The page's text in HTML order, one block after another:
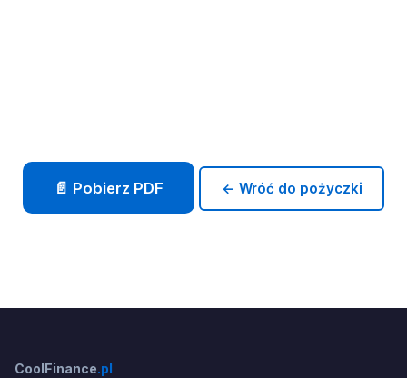
📄 Pobierz PDF ← Wróć do pożyczki
CoolFinance.pl